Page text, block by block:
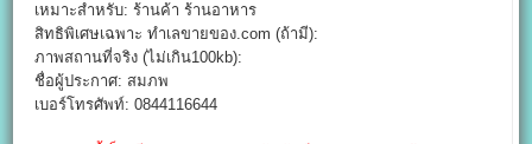
เหมาะสำหรับ: ร้านค้า ร้านอาหาร
สิทธิพิเศษเฉพาะ ทำเลขายของ.com (ถ้ามี):
ภาพสถานที่จริง (ไม่เกิน100kb):
ชื่อผู้ประกาศ: สมภพ
เบอร์โทรศัพท์: 0844116644